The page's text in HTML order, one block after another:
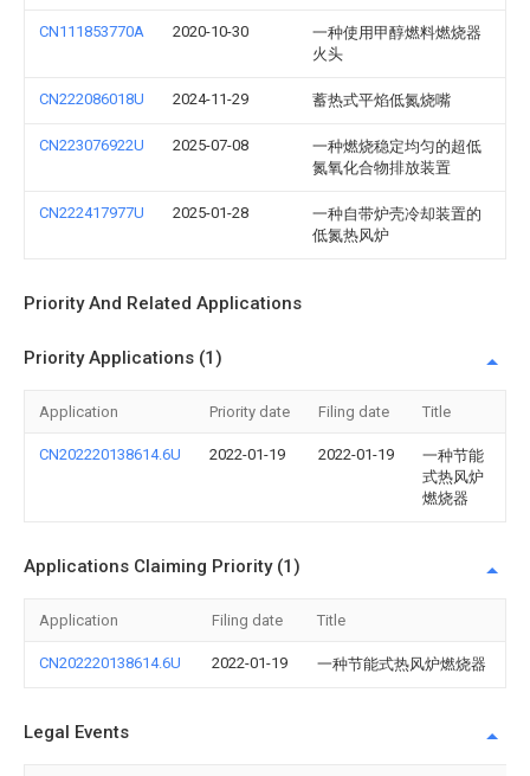
CN111853770A 2020-10-30
一种使用甲醇燃料燃烧器
火头
CN222086018U 2024-11-29 蓄热式平焰低氮烧嘴
CN223076922U 2025-07-08
一种燃烧稳定均匀的超低
氮氧化合物排放装置
CN222417977U 2025-01-28
一种自带炉壳冷却装置的
低氮热风炉
Priority And Related Applications
Priority Applications (1)
Application Priority date Filing date Title
CN202220138614.6U 2022-01-19 2022-01-19
一种节能
式热风炉
燃烧器
Applications Claiming Priority (1)
Application Filing date Title
CN202220138614.6U 2022-01-19 一种节能式热风炉燃烧器
Legal Events